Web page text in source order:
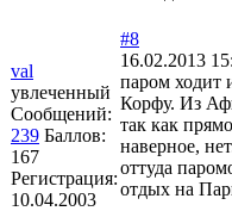
val
увлеченный
Сообщений:
239 Баллов:
167
Регистрация:
10.04.2003
#8
16.02.2013
паром ходит
Корфу. Из
так как
наверное,
оттуда
отдых на